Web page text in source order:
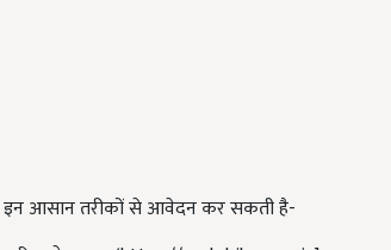
आसान तरीकों से आवेदन कर सकती है-
वेबसाइट (https://wcdc.bihar.gov.in]